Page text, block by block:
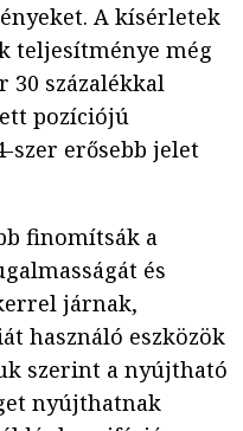
A kísérletek
teljesítménye még
százalékkal
pozíciójú
szer erősebb jelet
finomítsák a
és
járnak,
használó eszközök
szerint a nyújtható
nyújthatnak